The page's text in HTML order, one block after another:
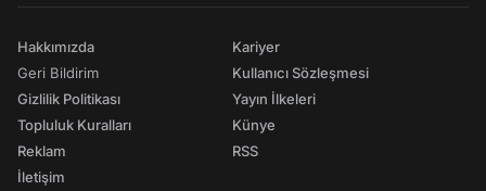
Hakkımızda
Geri Bildirim
Gizlilik Politikası
Topluluk Kuralları
Reklam
İletişim
Kariyer
Kullanıcı Sözleşmesi
Yayın İlkeleri
Künye
RSS